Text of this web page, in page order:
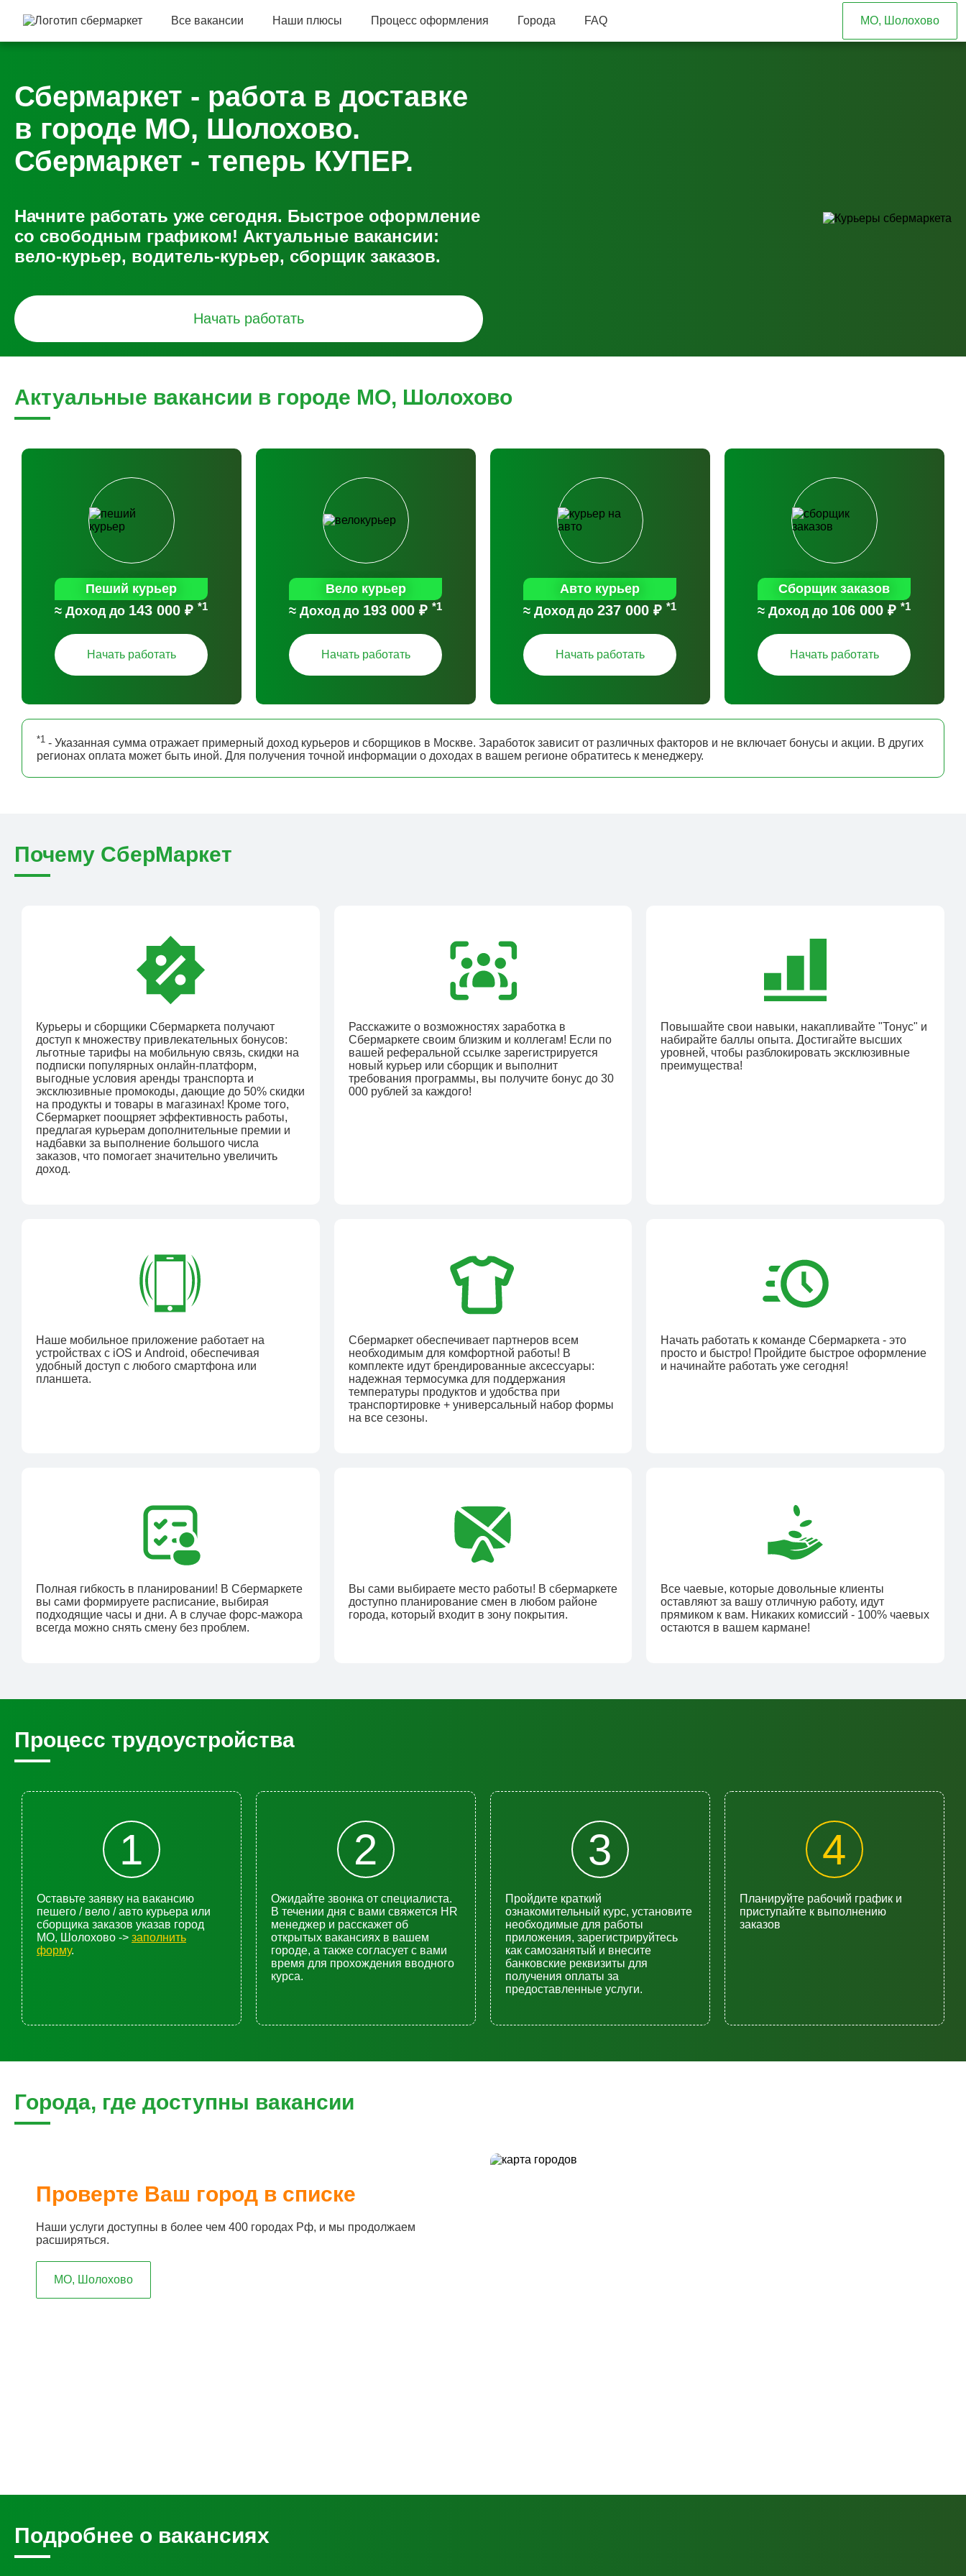
Все вакансии Наши плюсы Процесс оформления Города FAQ МО, Шолохово
Сбермаркет - работа в доставке
в городе МО, Шолохово.
Сбермаркет - теперь КУПЕР.
Начните работать уже сегодня. Быстрое оформление
со свободным графиком! Актуальные вакансии:
вело-курьер, водитель-курьер, сборщик заказов.
Начать работать
Актуальные вакансии в городе МО, Шолохово
Пеший курьер
≈ Доход до 143 000 ₽*1
Начать работать
Вело курьер
≈ Доход до 193 000 ₽*1
Начать работать
Авто курьер
≈ Доход до237 000 ₽*1
Начать работать
Сборщик заказов
≈ Доход до 106 000 ₽*1
Начать работать
*1 - Указанная сумма отражает примерный доход курьеров и сборщиков в Москве. Заработок зависит от различных факторов и не включает бонусы и акции. В других
регионах оплата может быть иной. Для получения точной информации о доходах в вашем регионе обратитесь к менеджеру.
Почему СберМаркет
Курьеры и сборщики Сбермаркета получают
доступ к множеству привлекательных бонусов:
льготные тарифы на мобильную связь, скидки на
подписки популярных онлайн-платформ,
выгодные условия аренды транспорта и
эксклюзивные промокоды, дающие до 50% скидки
на продукты и товары в магазинах! Кроме того,
Сбермаркет поощряет эффективность работы,
предлагая курьерам дополнительные премии и
надбавки за выполнение большого числа
заказов, что помогает значительно увеличить
доход.
Расскажите о возможностях заработка в
Сбермаркете своим близким и коллегам! Если по
вашей реферальной ссылке зарегистрируется
новый курьер или сборщик и выполнит
требования программы, вы получите бонус до 30
000 рублей за каждого!
Повышайте свои навыки, накапливайте "Тонус" и
набирайте баллы опыта. Достигайте высших
уровней, чтобы разблокировать эксклюзивные
преимущества!
Наше мобильное приложение работает на
устройствах с iOS и Android, обеспечивая
удобный доступ с любого смартфона или
планшета.
Сбермаркет обеспечивает партнеров всем
необходимым для комфортной работы! В
комплекте идут брендированные аксессуары:
надежная термосумка для поддержания
температуры продуктов и удобства при
транспортировке + универсальный набор формы
на все сезоны.
Начать работать к команде Сбермаркета - это
просто и быстро! Пройдите быстрое оформление
и начинайте работать уже сегодня!
Полная гибкость в планировании! В Сбермаркете
вы сами формируете расписание, выбирая
подходящие часы и дни. А в случае форс-мажора
всегда можно снять смену без проблем.
Вы сами выбираете место работы! В сбермаркете
доступно планирование смен в любом районе
города, который входит в зону покрытия.
Все чаевые, которые довольные клиенты
оставляют за вашу отличную работу, идут
прямиком к вам. Никаких комиссий - 100% чаевых
остаются в вашем кармане!
Процесс трудоустройства
1
Оставьте заявку на вакансию
пешего / вело / авто курьера или
сборщика заказов указав город
МО, Шолохово -> заполнить
форму.
2
Ожидайте звонка от специалиста.
В течении дня с вами свяжется HR
менеджер и расскажет об
открытых вакансиях в вашем
городе, а также согласует с вами
время для прохождения вводного
курса.
3
Пройдите краткий
ознакомительный курс, установите
необходимые для работы
приложения, зарегистрируйтесь
как самозанятый и внесите
банковские реквизиты для
получения оплаты за
предоставленные услуги.
4
Планируйте рабочий график и
приступайте к выполнению
заказов
Города, где доступны вакансии
Проверте Ваш город в списке
Наши услуги доступны в более чем 400 городах Рф, и мы продолжаем
расширяться.
МО, Шолохово
Подробнее о вакансиях